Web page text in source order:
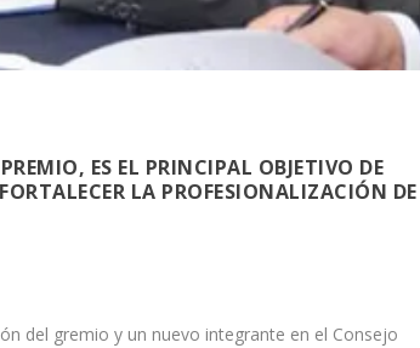
ES EL PRINCIPAL OBJETIVO DE
LA PROFESIONALIZACIÓN DE
del gremio y un nuevo integrante en el Consejo